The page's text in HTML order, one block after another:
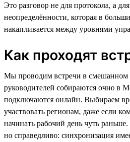
Это разговор не для протокола, а
неопределённости, которая в
накапливается между уровнями
Как проходят
Мы проводим встречи в смешанном
руководителей собираются очно в
подключаются онлайн. Выбираем
участвовать регионам, даже если
начинать рабочий день чуть
но справедливо: синхронизация